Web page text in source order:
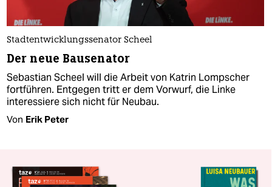
Stadtentwicklungssenator Scheel
Der neue Bausenator
Sebastian Scheel will die Arbeit von Katrin Lompscher
fortführen. Entgegen tritt er dem Vorwurf, die Linke
interessiere sich nicht für Neubau.
Von Erik Peter